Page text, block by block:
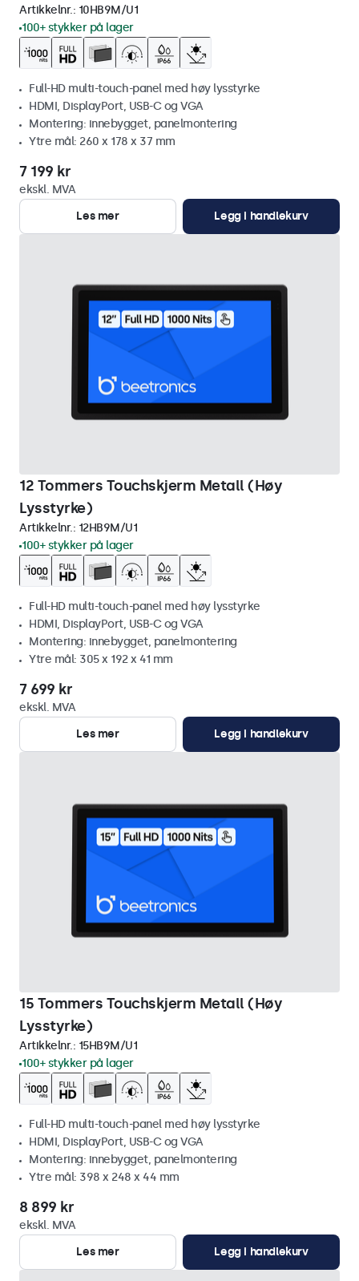
Artikkelnr.: 10HB9M/U1
100+ stykker på lager
Full-HD multi-touch-panel med høy lysstyrke
HDMI, DisplayPort, USB-C og VGA
Montering: innebygget, panelmontering
Ytre mål: 260 x 178 x 37 mm
7 199 kr
ekskl. MVA
Les mer
Legg i handlekurv
12 Tommers Touchskjerm Metall (Høy
Lysstyrke)
Artikkelnr.: 12HB9M/U1
100+ stykker på lager
Full-HD multi-touch-panel med høy lysstyrke
HDMI, DisplayPort, USB-C og VGA
Montering: innebygget, panelmontering
Ytre mål: 305 x 192 x 41 mm
7 699 kr
ekskl. MVA
Les mer
Legg i handlekurv
15 Tommers Touchskjerm Metall (Høy
Lysstyrke)
Artikkelnr.: 15HB9M/U1
100+ stykker på lager
Full-HD multi-touch-panel med høy lysstyrke
HDMI, DisplayPort, USB-C og VGA
Montering: innebygget, panelmontering
Ytre mål: 398 x 248 x 44 mm
8 899 kr
ekskl. MVA
Les mer
Legg i handlekurv